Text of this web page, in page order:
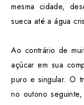
mesma cidade,
sueca até a água
Ao contrário de
açúcar em sua
puro e singular. O
no outono